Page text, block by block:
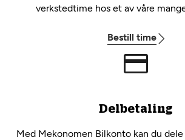
verkstedtime hos et av våre
Bestill time
Delbetaling
Med Mekonomen Bilkonto kan du